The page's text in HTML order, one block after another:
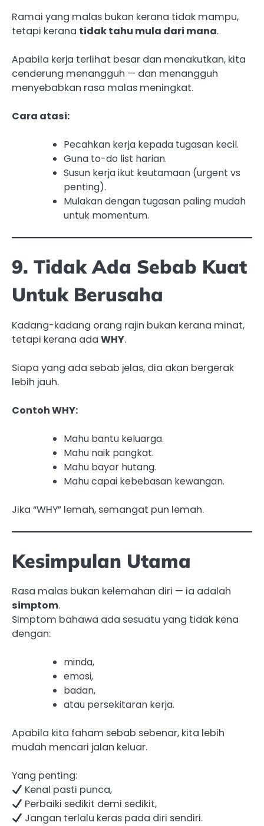
Ramai yang malas bukan kerana tidak mampu,
tetapi kerana tidak tahu mula dari mana.
Apabila kerja terlihat besar dan menakutkan, kita
cenderung menangguh — dan menangguh
menyebabkan rasa malas meningkat.
Cara atasi:
Pecahkan kerja kepada tugasan kecil.
Guna to-do list harian.
Susun kerja ikut keutamaan (urgent vs
penting).
Mulakan dengan tugasan paling mudah
untuk momentum.
9. Tidak Ada Sebab Kuat
Untuk Berusaha
Kadang-kadang orang rajin bukan kerana minat,
tetapi kerana ada WHY.
Siapa yang ada sebab jelas, dia akan bergerak
lebih jauh.
Contoh WHY:
Mahu bantu keluarga.
Mahu naik pangkat.
Mahu bayar hutang.
Mahu capai kebebasan kewangan.
Jika “WHY” lemah, semangat pun lemah.
Kesimpulan Utama
Rasa malas bukan kelemahan diri — ia adalah
simptom.
Simptom bahawa ada sesuatu yang tidak kena
dengan:
minda,
emosi,
badan,
atau persekitaran kerja.
Apabila kita faham sebab sebenar, kita lebih
mudah mencari jalan keluar.
Yang penting:
Kenal pasti punca,
Perbaiki sedikit demi sedikit,
Jangan terlalu keras pada diri sendiri.